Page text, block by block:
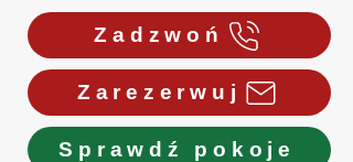
Zadzwoń
Zarezerwuj
Sprawdź pokoje